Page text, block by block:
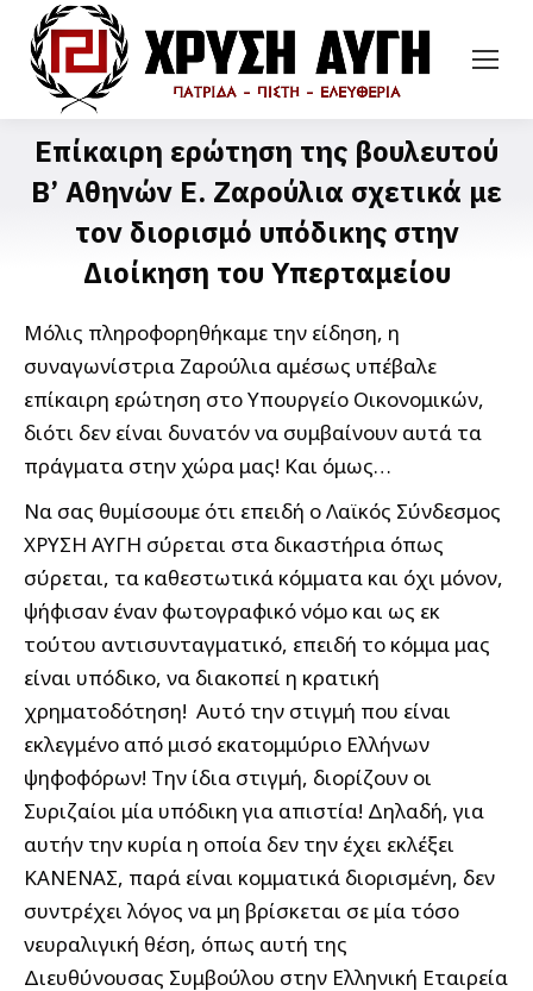
Επίκαιρη ερώτηση της βουλευτού
Β’ Αθηνών Ε. Ζαρούλια σχετικά με
τον διορισμό υπόδικης στην
Διοίκηση του Υπερταμείου
Μόλις πληροφορηθήκαμε την είδηση, η
συναγωνίστρια Ζαρούλια αμέσως υπέβαλε
επίκαιρη ερώτηση στο Υπουργείο Οικονομικών,
διότι δεν είναι δυνατόν να συμβαίνουν αυτά τα
πράγματα στην χώρα μας! Και όμως…
Να σας θυμίσουμε ότι επειδή ο Λαϊκός Σύνδεσμος
ΧΡΥΣΗ ΑΥΓΗ σύρεται στα δικαστήρια όπως
σύρεται, τα καθεστωτικά κόμματα και όχι μόνον,
ψήφισαν έναν φωτογραφικό νόμο και ως εκ
τούτου αντισυνταγματικό, επειδή το κόμμα μας
είναι υπόδικο, να διακοπεί η κρατική
χρηματοδότηση! Αυτό την στιγμή που είναι
εκλεγμένο από μισό εκατομμύριο Ελλήνων
ψηφοφόρων! Την ίδια στιγμή, διορίζουν οι
Συριζαίοι μία υπόδικη για απιστία! Δηλαδή, για
αυτήν την κυρία η οποία δεν την έχει εκλέξει
ΚΑΝΕΝΑΣ, παρά είναι κομματικά διορισμένη, δεν
συντρέχει λόγος να μη βρίσκεται σε μία τόσο
νευραλιγική θέση, όπως αυτή της
Διευθύνουσας Συμβούλου στην Ελληνική Εταιρεία